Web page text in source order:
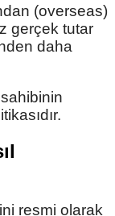
(overseas)
gerçek tutar
daha
resmi olarak